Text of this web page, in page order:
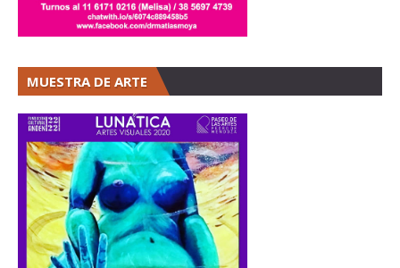
MUESTRA DE ARTE